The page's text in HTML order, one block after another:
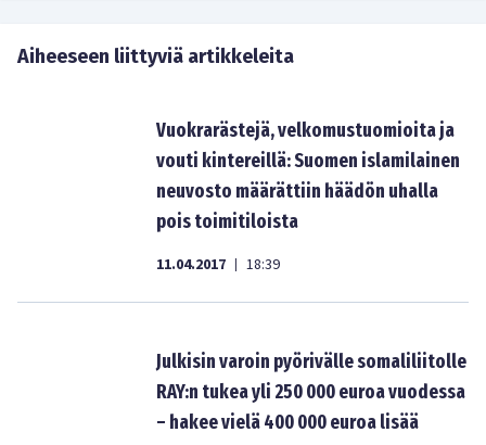
Aiheeseen liittyviä artikkeleita
Vuokrarästejä, velkomustuomioita ja
vouti kintereillä: Suomen islamilainen
neuvosto määrättiin häädön uhalla
pois toimitiloista
11.04.2017 | 18:39
Julkisin varoin pyörivälle somaliliitolle
RAY:n tukea yli 250 000 euroa vuodessa
– hakee vielä 400 000 euroa lisää